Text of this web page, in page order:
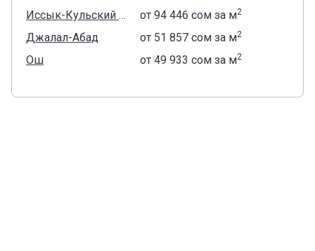
Иссык-Кульский район от ‍94 446 сомза м2
Джалал-Абад от ‍51 857 сомза м2
Ош от ‍49 933 сомза м2